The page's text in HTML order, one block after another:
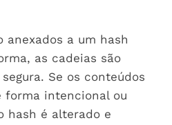
anexados a um hash
as cadeias são
Se os conteúdos
forma intencional ou
hash é alterado e